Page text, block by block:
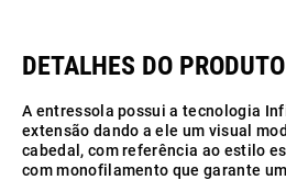
A entressola possui a tecnologia
extensão dando a ele um visual
cabedal, com referência ao estilo
com monofilamento que garante